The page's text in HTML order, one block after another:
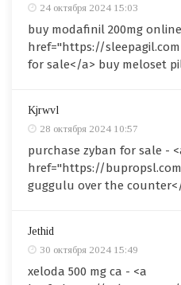
24 октября 2024 15:03
buy modafinil 200mg
href="https://
for sale</a> buy meloset
Kjrwvl
28 октября 2024 10:57
purchase zyban for sale -
href="https://
guggulu over the
Jethid
30 октября 2024 15:49
xeloda 500 mg ca - <a